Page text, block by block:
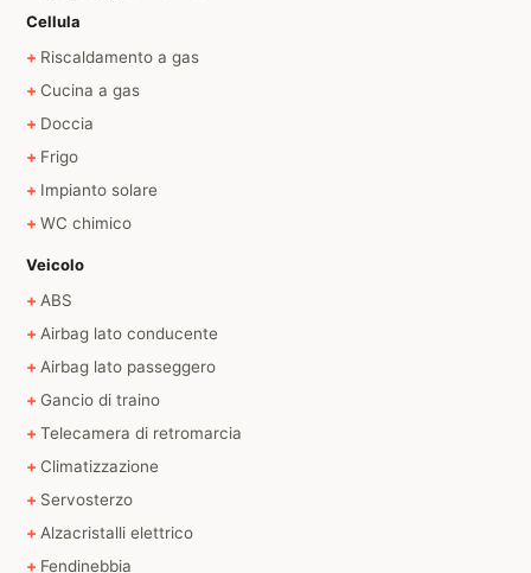
Cellula
Riscaldamento a gas
Cucina a gas
Doccia
Frigo
Impianto solare
WC chimico
Veicolo
ABS
Airbag lato conducente
Airbag lato passeggero
Gancio di traino
Telecamera di retromarcia
Climatizzazione
Servosterzo
Alzacristalli elettrico
Fendinebbia